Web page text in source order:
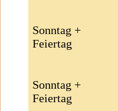
Sonntag +
Feiertag
Sonntag +
Feiertag